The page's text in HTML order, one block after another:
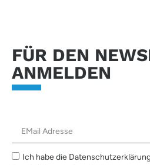
FÜR DEN
ANMELDEN
Ich habe die